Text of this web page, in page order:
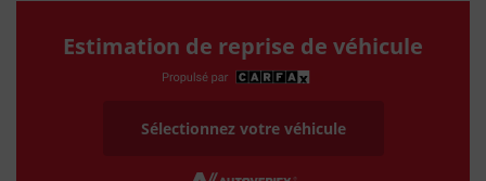
Estimation de reprise de véhicule
Sélectionnez votre véhicule